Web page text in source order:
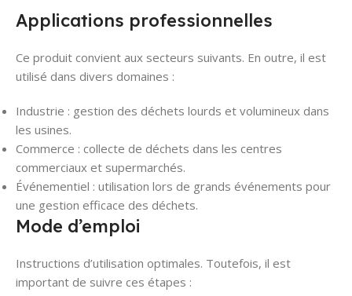
Applications professionnelles
Ce produit convient aux secteurs suivants. En outre, il est
utilisé dans divers domaines :
Industrie : gestion des déchets lourds et volumineux dans
les usines.
Commerce : collecte de déchets dans les centres
commerciaux et supermarchés.
Événementiel : utilisation lors de grands événements pour
une gestion efficace des déchets.
Mode d’emploi
Instructions d’utilisation optimales. Toutefois, il est
important de suivre ces étapes :